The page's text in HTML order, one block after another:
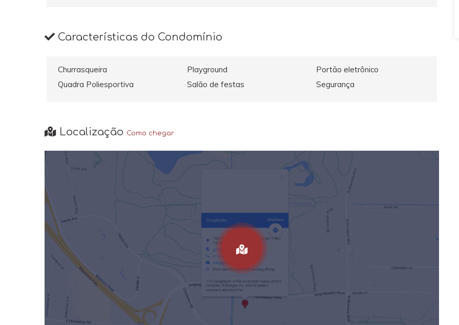
Características do Condomínio
Churrasqueira Playground
Portão eletrônico
Quadra Poliesportiva
Salão de festas Segurança
Localização Como chegar